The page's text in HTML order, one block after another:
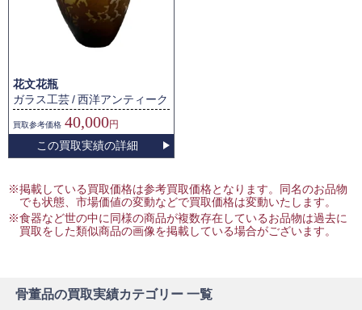
花文花瓶
ガラス工芸
西洋アンティーク
買取参考価格 40,000円
この買取実績の詳細
※掲載している買取価格は参考買取価格となります。同名のお品物
でも状態、市場価値の変動などで買取価格は変動いたします。
※食器など世の中に同様の商品が複数存在しているお品物は過去に
買取をした類似商品の画像を掲載している場合がございます。
骨董品の買取実績カテゴリー 一覧